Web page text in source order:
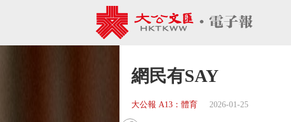
網民有SAY
大公報 A13：體育 2026-01-25